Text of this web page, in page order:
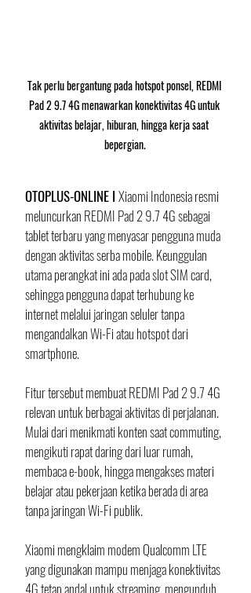
Tak perlu bergantung pada hotspot ponsel, REDMI
Pad 2 9.7 4G menawarkan konektivitas 4G untuk
aktivitas belajar, hiburan, hingga kerja saat
bepergian.
OTOPLUS-ONLINE I Xiaomi Indonesia resmi
meluncurkan REDMI Pad 2 9.7 4G sebagai
tablet terbaru yang menyasar pengguna muda
dengan aktivitas serba mobile. Keunggulan
utama perangkat ini ada pada slot SIM card,
sehingga pengguna dapat terhubung ke
internet melalui jaringan seluler tanpa
mengandalkan Wi-Fi atau hotspot dari
smartphone.
Fitur tersebut membuat REDMI Pad 2 9.7 4G
relevan untuk berbagai aktivitas di perjalanan.
Mulai dari menikmati konten saat commuting,
mengikuti rapat daring dari luar rumah,
membaca e-book, hingga mengakses materi
belajar atau pekerjaan ketika berada di area
tanpa jaringan Wi-Fi publik.
Xiaomi mengklaim modem Qualcomm LTE
yang digunakan mampu menjaga konektivitas
4G tetap andal untuk streaming, mengunduh